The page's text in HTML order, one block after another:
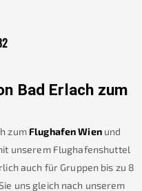
Bad Erlach zum
zum Flughafen Wien und
unserem Flughafenshuttel
auch für Gruppen bis zu 8
uns gleich nach unserem